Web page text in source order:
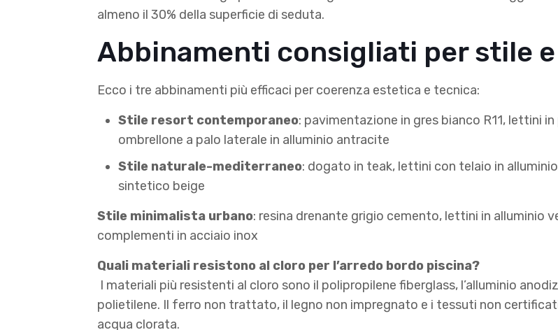
almeno il 30% della superficie di seduta.
Abbinamenti consigliati per stile
Ecco i tre abbinamenti più efficaci per coerenza estetica e tecnica:
Stile resort contemporaneo: pavimentazione in gres bianco R11, lettini
ombrellone a palo laterale in alluminio antracite
Stile naturale-mediterraneo: dogato in teak, lettini con telaio in
sintetico beige
Stile minimalista urbano: resina drenante grigio cemento, lettini in alluminio
complementi in acciaio inox
Quali materiali resistono al cloro per l’arredo bordo piscina?
I materiali più resistenti al cloro sono il polipropilene fiberglass, l’alluminio
polietilene. Il ferro non trattato, il legno non impregnato e i tessuti non
acqua clorata.